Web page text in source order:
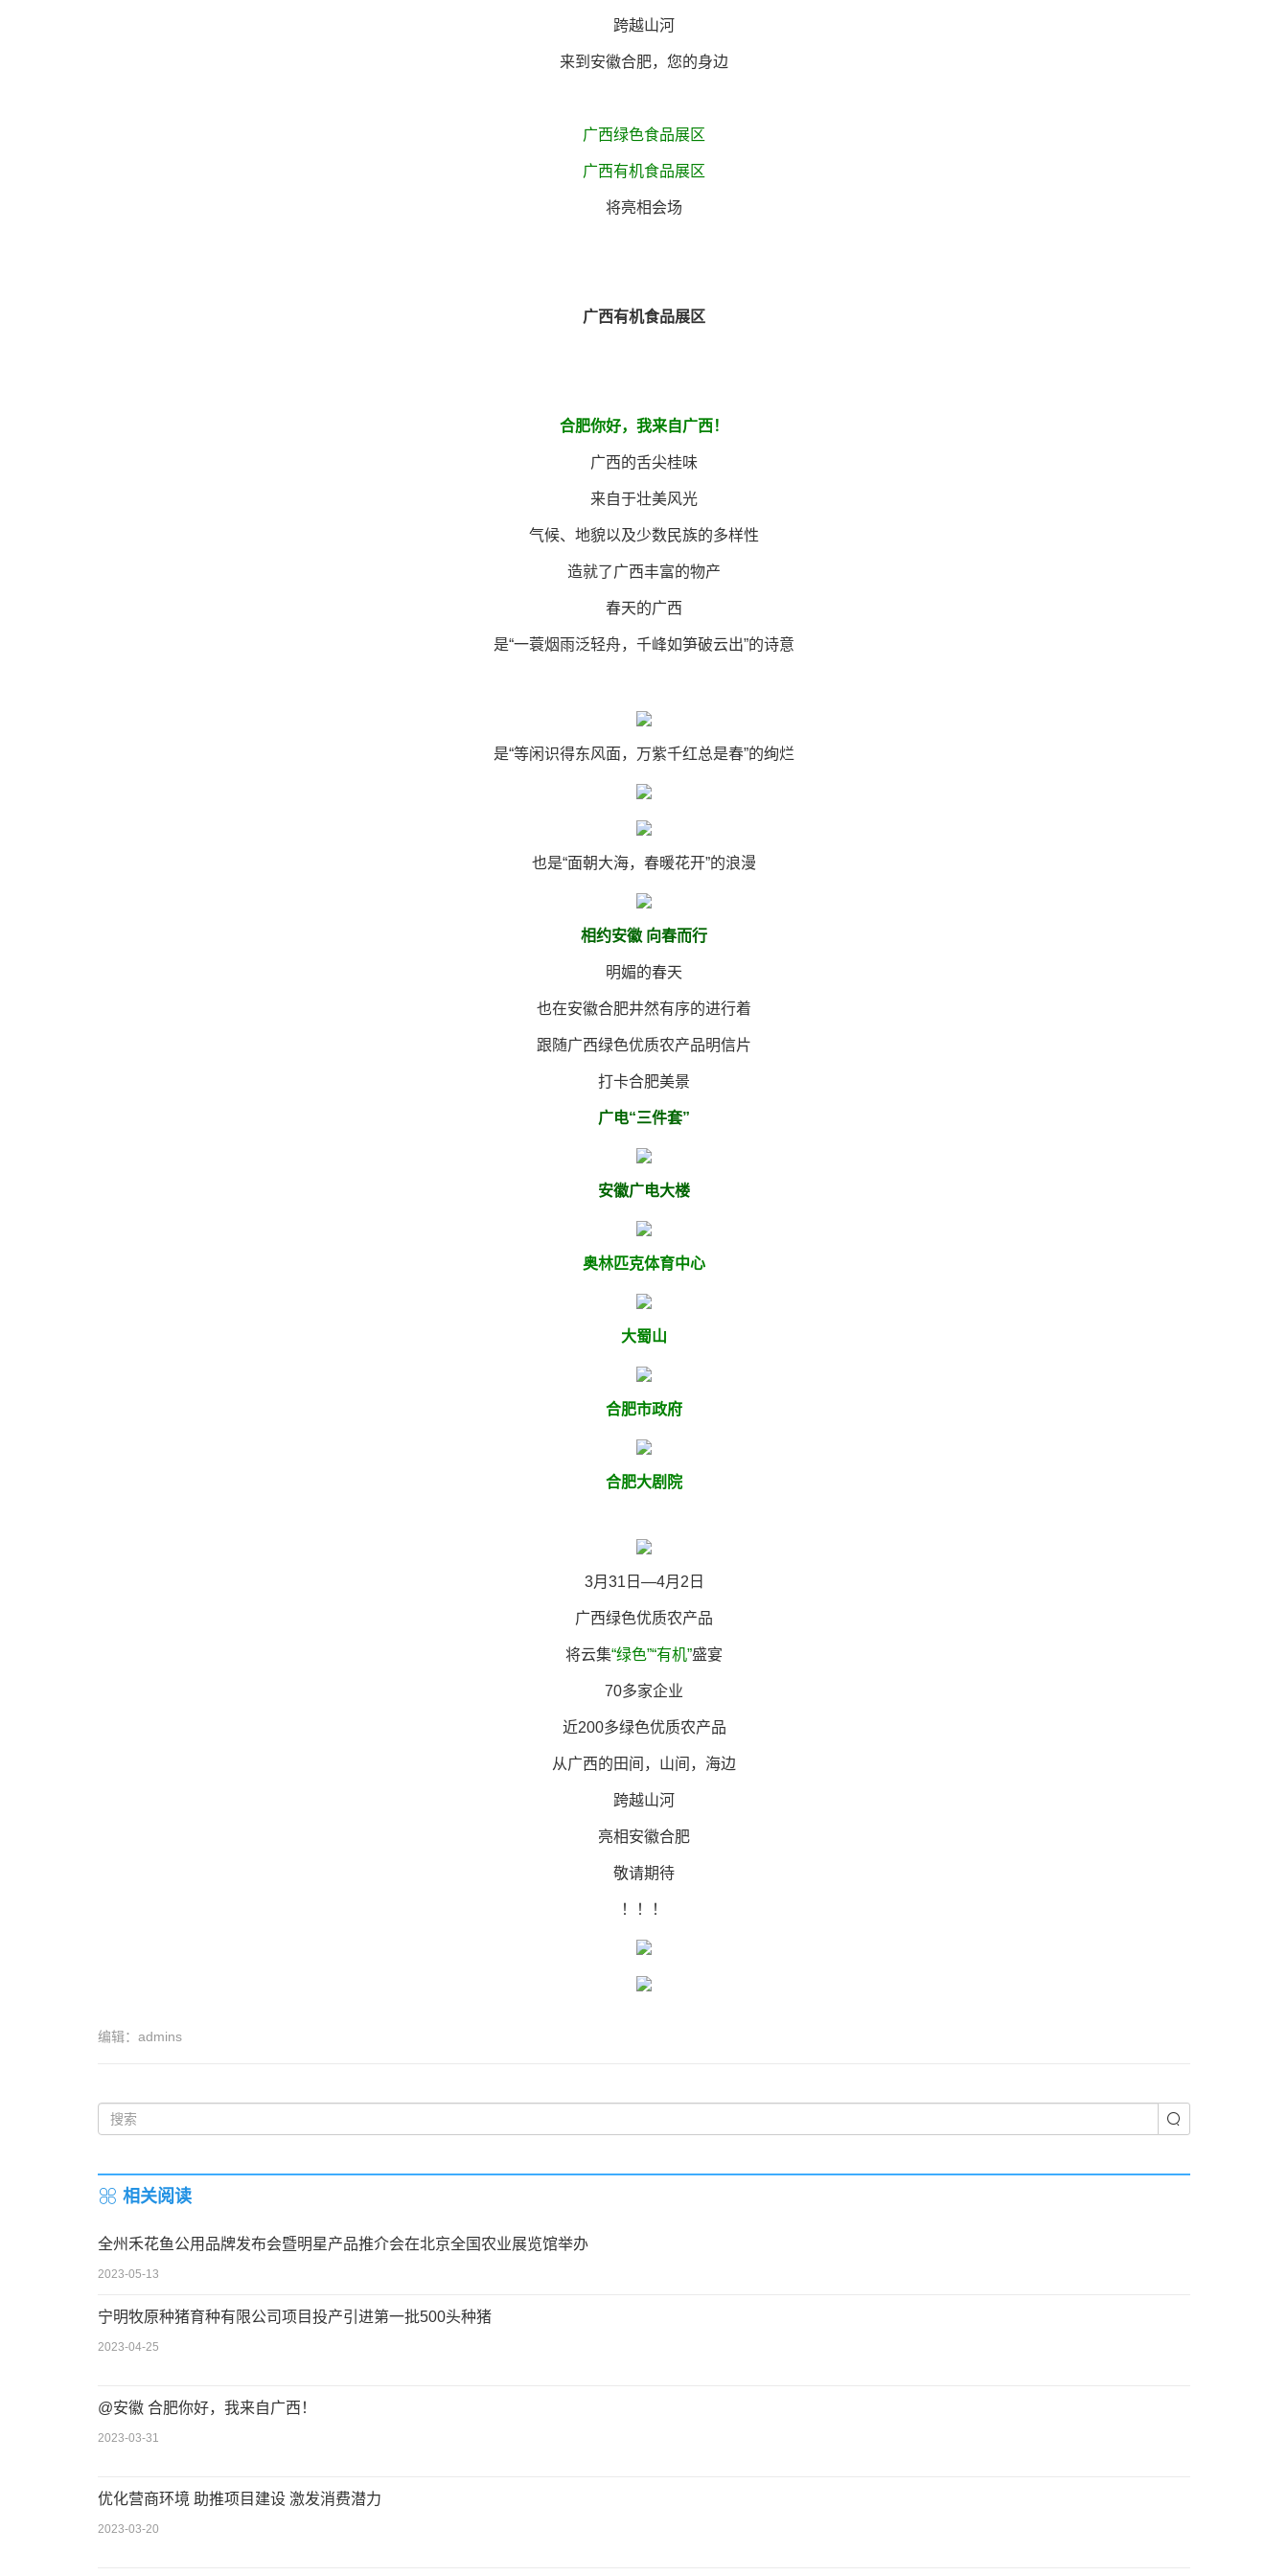
跨越山河
来到安徽合肥，您的身边
广西绿色食品展区
广西有机食品展区
将亮相会场
广西有机食品展区
合肥你好，我来自广西！
广西的舌尖桂味
来自于壮美风光
气候、地貌以及少数民族的多样性
造就了广西丰富的物产
春天的广西
是“一蓑烟雨泛轻舟，千峰如笋破云出”的诗意
是“等闲识得东风面，万紫千红总是春”的绚烂
也是“面朝大海，春暖花开”的浪漫
相约安徽 向春而行
明媚的春天
也在安徽合肥井然有序的进行着
跟随广西绿色优质农产品明信片
打卡合肥美景
广电“三件套”
安徽广电大楼
奥林匹克体育中心
大蜀山
合肥市政府
合肥大剧院
3月31日—4月2日
广西绿色优质农产品
将云集“绿色”“有机”盛宴
70多家企业
近200多绿色优质农产品
从广西的田间，山间，海边
跨越山河
亮相安徽合肥
敬请期待
！！！
编辑：admins
相关阅读
全州禾花鱼公用品牌发布会暨明星产品推介会在北京全国农业展览馆举办
2023-05-13
宁明牧原种猪育种有限公司项目投产引进第一批500头种猪
2023-04-25
@安徽 合肥你好，我来自广西！
2023-03-31
优化营商环境 助推项目建设 激发消费潜力
2023-03-20